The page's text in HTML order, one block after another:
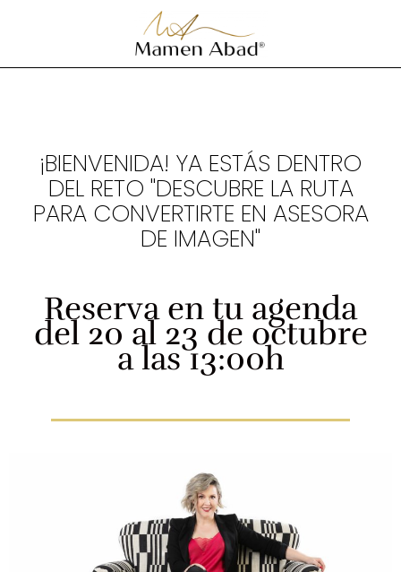
¡BIENVENIDA! YA ESTÁS DENTRO
DEL RETO "DESCUBRE LA RUTA
PARA CONVERTIRTE EN ASESORA
DE IMAGEN"
Reserva en tu agenda
del 20 al 23 de octubre
a las 13:00h